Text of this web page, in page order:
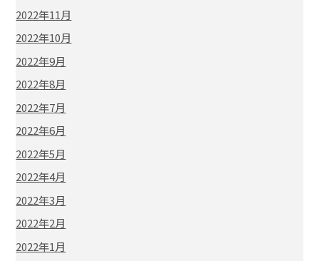
2022年11月
2022年10月
2022年9月
2022年8月
2022年7月
2022年6月
2022年5月
2022年4月
2022年3月
2022年2月
2022年1月